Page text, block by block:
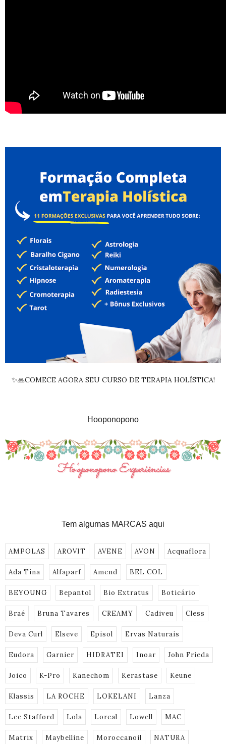
✨🙏COMECE AGORA SEU CURSO DE TERAPIA HOLÍSTICA!
Hooponopono
Tem algumas MARCAS aqui
AMPOLAS AROVIT AVENE AVON Acquaflora
Ada Tina Alfaparf Amend BEL COL
BEYOUNG Bepantol Bio Extratus Boticário
Braé Bruna Tavares CREAMY Cadiveu Cless
Deva Curl Elseve Episol Ervas Naturais
Eudora Garnier HIDRATEI Inoar John Frieda
Joico K-Pro Kanechom Kerastase Keune
Klassis LA ROCHE LOKELANI Lanza
Lee Stafford Lola Loreal Lowell MAC
Matrix Maybelline Moroccanoil NATURA